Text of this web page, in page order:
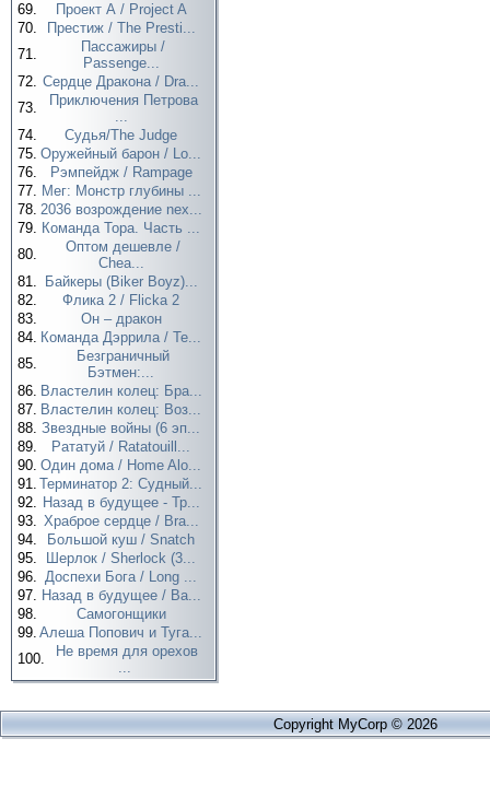
69.
Проект А / Project A
70.
Престиж / The Presti...
71.
Пассажиры /
Passenge...
72. Сердце Дракона / Dra...
73.
Приключения Петрова
...
74.
Судья/The Judge
75. Оружейный барон / Lo...
76.
Рэмпейдж / Rampage
77. Мег: Монстр глубины ...
78. 2036 возрождение nex...
79. Команда Тора. Часть ...
80.
Оптом дешевле /
Chea...
81.
Байкеры (Biker Boyz)...
82.
Флика 2 / Flicka 2
83.
Он – дракон
84. Команда Дэррила / Te...
85.
Безграничный
Бэтмен:...
86. Властелин колец: Бра...
87. Властелин колец: Воз...
88. Звездные войны (6 эп...
89.
Рататуй / Ratatouill...
90. Один дома / Home Alo...
91. Терминатор 2: Судный...
92. Назад в будущее - Тр...
93. Храброе сердце / Bra...
94.
Большой куш / Snatch
95.
Шерлок / Sherlock (3...
96. Доспехи Бога / Long ...
97. Назад в будущее / Ba...
98.
Самогонщики
99. Алеша Попович и Туга...
100.
Не время для орехов
...
Copyright MyCorp © 2026